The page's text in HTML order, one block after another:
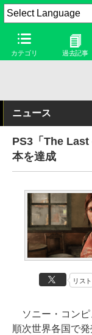
カテゴリ 過去記事
ニュース
PS3「The Last
本を達成
リスト
ソニー・コンピ
順次世界各国で